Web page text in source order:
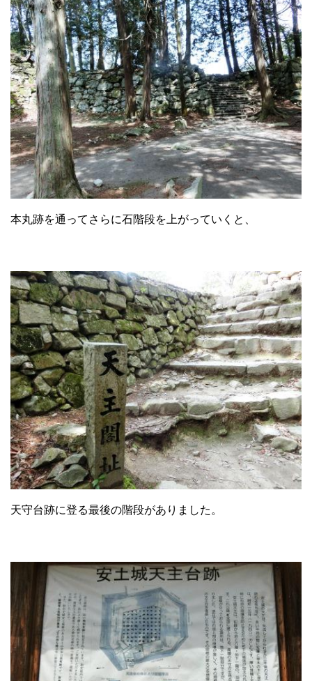
本丸跡を通ってさらに石階段を上がっていくと、
天守台跡に登る最後の階段がありました。